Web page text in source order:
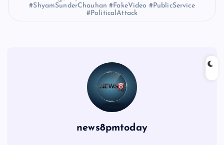
#ShyamSunderChauhan #FakeVideo #PublicService
#PoliticalAttack
news8pmtoday